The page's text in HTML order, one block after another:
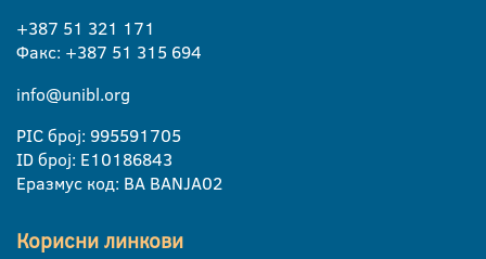
+387 51 321 171
Факс: +387 51 315 694
info@unibl.org
PIC број: 995591705
ID број: E10186843
Еразмус код: BA BANJA02
Корисни линкови